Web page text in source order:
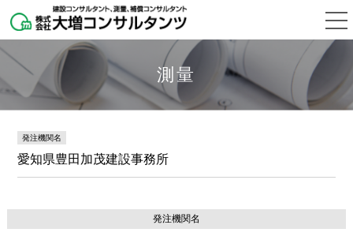
測量
発注機関名
愛知県豊田加茂建設事務所
発注機関名